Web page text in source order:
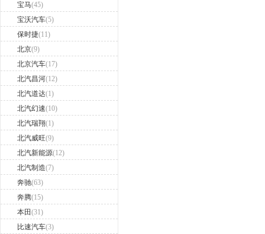
宝马(45)
宝沃汽车(5)
保时捷(11)
北京(9)
北京汽车(17)
北汽昌河(12)
北汽道达(1)
北汽幻速(10)
北汽瑞翔(1)
北汽威旺(9)
北汽新能源(12)
北汽制造(7)
奔驰(63)
奔腾(15)
本田(31)
比速汽车(3)